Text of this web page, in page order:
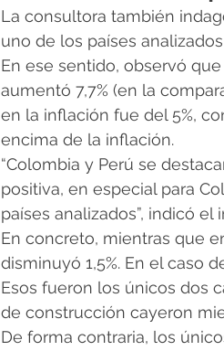
La consultora también
uno de los países
En ese sentido, observó
aumentó 7,7% (en la
en la inflación fue del 5%,
encima de la inflación.
“Colombia y Perú se
positiva, en especial para
países analizados”, indicó el
En concreto, mientras que
disminuyó 1,5%. En el caso
Esos fueron los únicos dos
de construcción cayeron
De forma contraria, los